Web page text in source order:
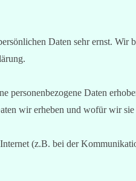
Daten sehr ernst.
personenbezogene Daten
wir erheben und wofür wir
(z.B. bei der